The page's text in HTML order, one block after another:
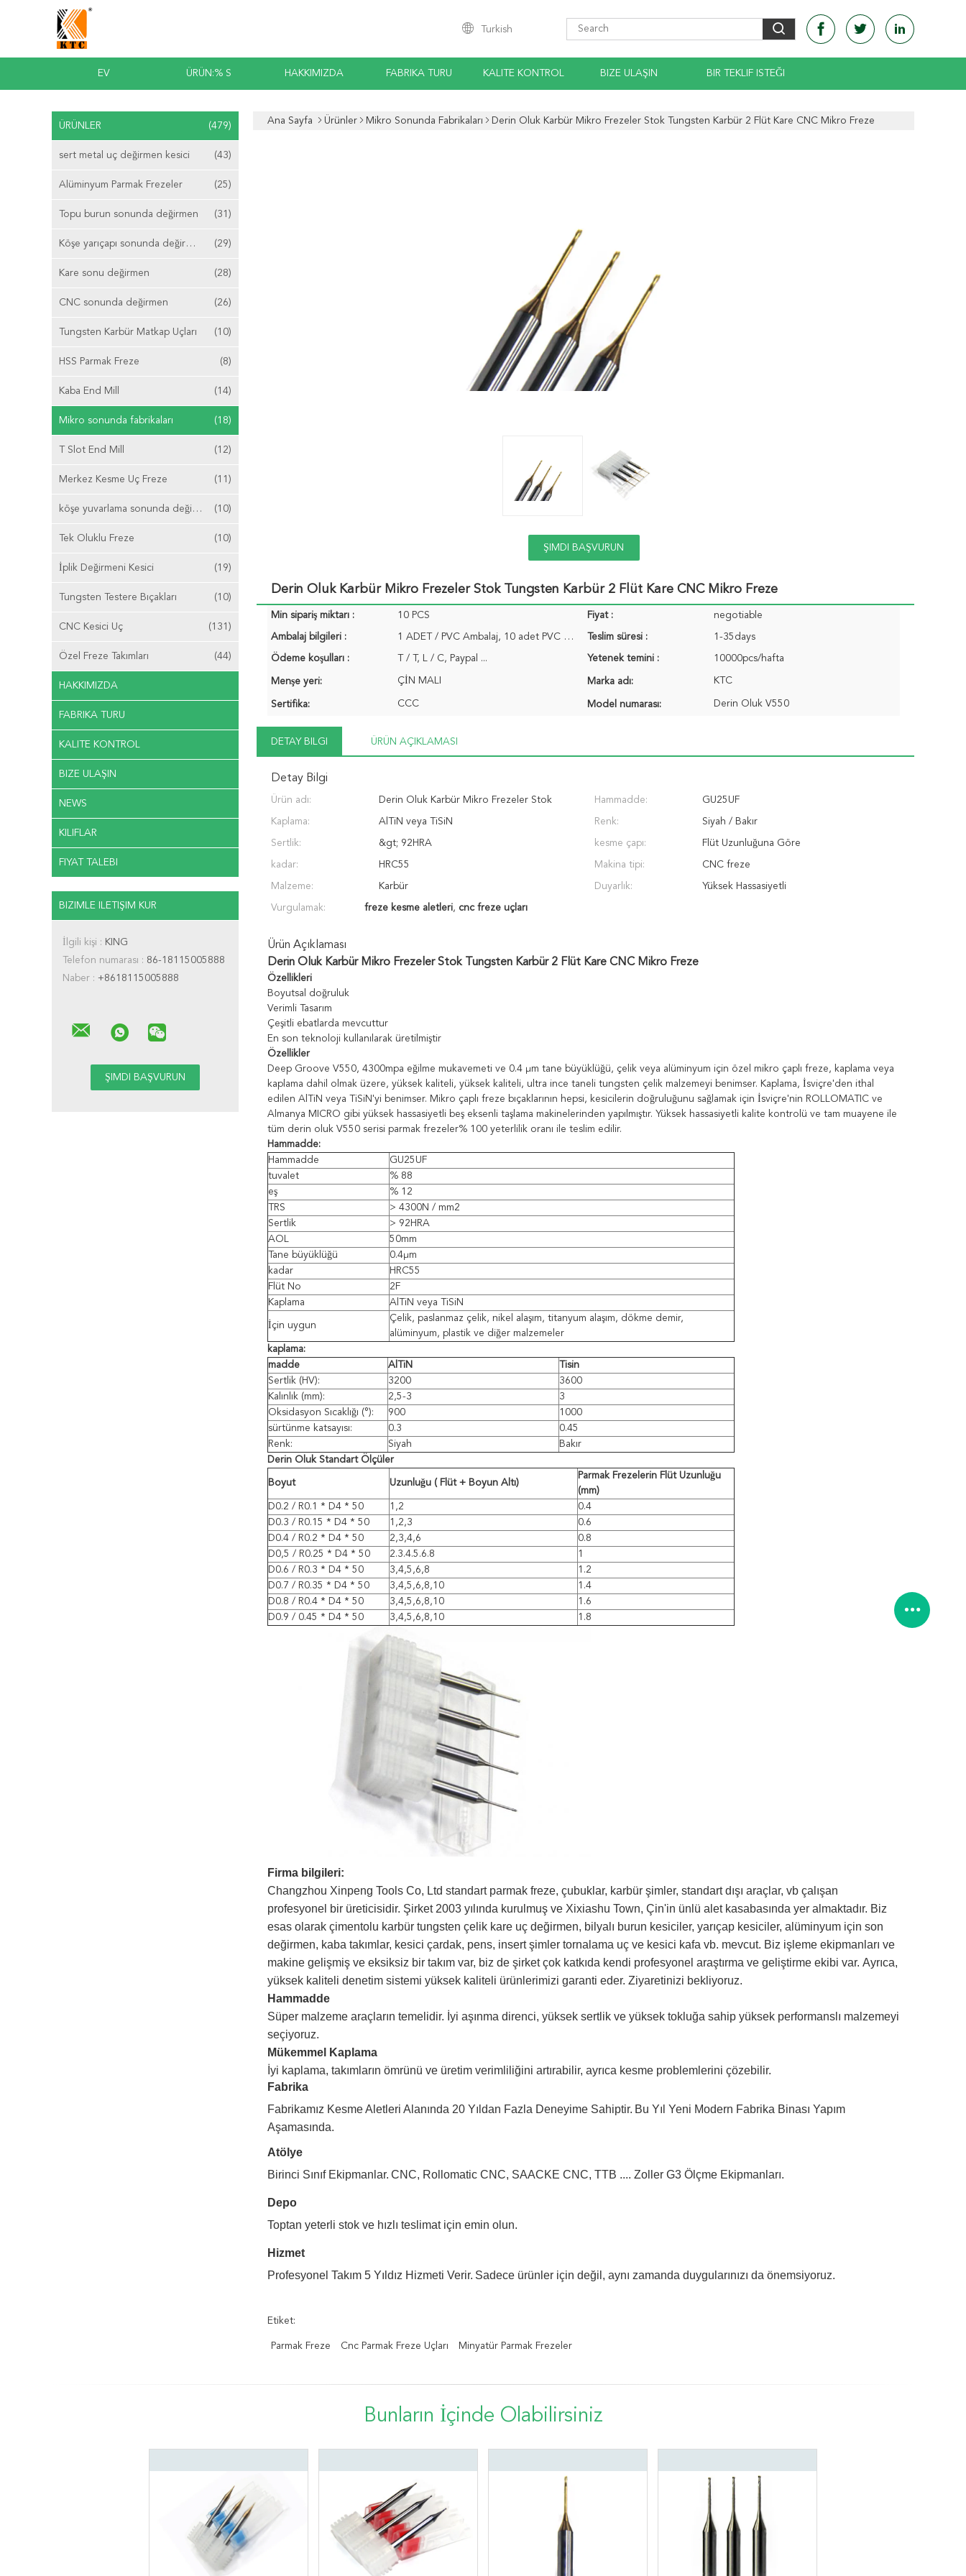
Turkish
EV ÜRÜN:% S HAKKIMIZDA FABRIKA TURU KALITE KONTROL BIZE ULAŞIN BIR TEKLIF ISTEĞI
ÜRÜNLER (479)
sert metal uç değirmen kesici (43)
Alüminyum Parmak Frezeler (25)
Topu burun sonunda değirmen (31)
Köşe yarıçapı sonunda değirmen (29)
Kare sonu değirmen (28)
CNC sonunda değirmen (26)
Tungsten Karbür Matkap Uçları (10)
HSS Parmak Freze (8)
Kaba End Mill (14)
Mikro sonunda fabrikaları (18)
T Slot End Mill (12)
Merkez Kesme Uç Freze (11)
köşe yuvarlama sonunda değirmen (10)
Tek Oluklu Freze (10)
İplik Değirmeni Kesici (19)
Tungsten Testere Bıçakları (10)
CNC Kesici Uç (131)
Özel Freze Takımları (44)
HAKKIMIZDA
FABRIKA TURU
KALITE KONTROL
BIZE ULAŞIN
NEWS
KILIFLAR
FIYAT TALEBI
BIZIMLE ILETIŞIM KUR
İlgili kişi : KING
Telefon numarası : 86-18115005888
Naber : +8618115005888
Ana Sayfa Ürünler Mikro Sonunda Fabrikaları Derin Oluk Karbür Mikro Frezeler Stok Tungsten Karbür 2 Flüt Kare CNC Mikro Freze
ŞIMDI BAŞVURUN
Derin Oluk Karbür Mikro Frezeler Stok Tungsten Karbür 2 Flüt Kare CNC Mikro Freze
Min sipariş miktarı : 10 PCS Fiyat : negotiable
Ambalaj bilgileri : 1 ADET / PVC Ambalaj, 10 adet PVC Ambalaj / Paket ... Teslim süresi : 1-35days
Ödeme koşulları : T / T, L / C, Paypal ... Yetenek temini : 10000pcs/hafta
Menşe yeri: ÇİN MALI Marka adı: KTC
Sertifika: CCC Model numarası: Derin Oluk V550
DETAY BILGI ÜRÜN AÇIKLAMASI
Detay Bilgi
Ürün adı: Derin Oluk Karbür Mikro Frezeler Stok
Tungsten Karbür 2 Flüt Kare CNC Mikro Freze
Hammadde: GU25UF
Kaplama: AlTiN veya TiSiN Renk: Siyah / Bakır
Sertlik: &gt; 92HRA kesme çapı: Flüt Uzunluğuna Göre
kadar: HRC55 Makina tipi: CNC freze
Malzeme: Karbür Duyarlık: Yüksek Hassasiyetli
Vurgulamak: freze kesme aletleri, cnc freze uçları
Ürün Açıklaması
Derin Oluk Karbür Mikro Frezeler Stok Tungsten Karbür 2 Flüt Kare CNC Mikro Freze
Özellikleri
Boyutsal doğruluk
Verimli Tasarım
Çeşitli ebatlarda mevcuttur
En son teknoloji kullanılarak üretilmiştir
Özellikler
Deep Groove V550, 4300mpa eğilme mukavemeti ve 0.4 μm tane büyüklüğü, çelik veya alüminyum için özel mikro çaplı freze, kaplama veya
kaplama dahil olmak üzere, yüksek kaliteli, yüksek kaliteli, ultra ince taneli tungsten çelik malzemeyi benimser. Kaplama, İsviçre'den ithal
edilen AlTiN veya TiSiN'yi benimser. Mikro çaplı freze bıçaklarının hepsi, kesicilerin doğruluğunu sağlamak için İsviçre'nin ROLLOMATIC ve
Almanya MICRO gibi yüksek hassasiyetli beş eksenli taşlama makinelerinden yapılmıştır. Yüksek hassasiyetli kalite kontrolü ve tam muayene ile
tüm derin oluk V550 serisi parmak frezeler% 100 yeterlilik oranı ile teslim edilir.
Hammadde:
Hammadde
GU25UF
tuvalet
% 88
eş
% 12
TRS
> 4300N / mm2
Sertlik
> 92HRA
AOL
50mm
Tane büyüklüğü
0.4μm
kadar
HRC55
Flüt No
2F
Kaplama
AlTiN veya TiSiN
İçin uygun
Çelik, paslanmaz çelik, nikel alaşım, titanyum alaşım, dökme demir,
alüminyum, plastik ve diğer malzemeler
kaplama:
madde
AlTiN
Tisin
Sertlik (HV):
3200
3600
Kalınlık (mm):
2,5-3
3
Oksidasyon Sıcaklığı (°):
900
1000
sürtünme katsayısı:
0.3
0.45
Renk:
Siyah
Bakır
Derin Oluk Standart Ölçüler
Boyut Uzunluğu ( Flüt + Boyun Altı)
Parmak Frezelerin Flüt Uzunluğu
(mm)
D0.2 / R0.1 * D4 * 50
1,2
0.4
D0.3 / R0.15 * D4 * 50
1,2,3
0.6
D0.4 / R0.2 * D4 * 50
2,3,4,6
0.8
D0,5 / R0.25 * D4 * 50
2.3.4.5.6.8
1
D0.6 / R0.3 * D4 * 50
3,4,5,6,8
1.2
D0.7 / R0.35 * D4 * 50
3,4,5,6,8,10
1.4
D0.8 / R0.4 * D4 * 50
3,4,5,6,8,10
1.6
D0.9 / 0.45 * D4 * 50
3,4,5,6,8,10 1.8
Firma bilgileri:
Changzhou Xinpeng Tools Co, Ltd standart parmak freze, çubuklar, karbür şimler, standart dışı araçlar, vb çalışan
profesyonel bir üreticisidir. Şirket 2003 yılında kurulmuş ve Xixiashu Town, Çin'in ünlü alet kasabasında yer almaktadır. Biz
esas olarak çimentolu karbür tungsten çelik kare uç değirmen, bilyalı burun kesiciler, yarıçap kesiciler, alüminyum için son
değirmen, kaba takımlar, kesici çardak, pens, insert şimler tornalama uç ve kesici kafa vb. mevcut. Biz işleme ekipmanları ve
makine gelişmiş ve eksiksiz bir takım var, biz de şirket çok katkıda kendi profesyonel araştırma ve geliştirme ekibi var. Ayrıca,
yüksek kaliteli denetim sistemi yüksek kaliteli ürünlerimizi garanti eder. Ziyaretinizi bekliyoruz.
Hammadde
Süper malzeme araçların temelidir. İyi aşınma direnci, yüksek sertlik ve yüksek tokluğa sahip yüksek performanslı malzemeyi
seçiyoruz.
Mükemmel Kaplama
İyi kaplama, takımların ömrünü ve üretim verimliliğini artırabilir, ayrıca kesme problemlerini çözebilir.
Fabrika
Fabrikamız Kesme Aletleri Alanında 20 Yıldan Fazla Deneyime Sahiptir. Bu Yıl Yeni Modern Fabrika Binası Yapım
Aşamasında.
Atölye
Birinci Sınıf Ekipmanlar. CNC, Rollomatic CNC, SAACKE CNC, TTB .... Zoller G3 Ölçme Ekipmanları.
Depo
Toptan yeterli stok ve hızlı teslimat için emin olun.
Hizmet
Profesyonel Takım 5 Yıldız Hizmeti Verir. Sadece ürünler için değil, aynı zamanda duygularınızı da önemsiyoruz.
Etiket:
Parmak Freze Cnc Parmak Freze Uçları Minyatür Parmak Frezeler
Bunların İçinde Olabilirsiniz